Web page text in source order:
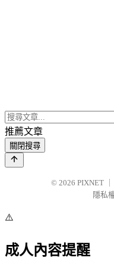
推薦文章
關閉搜尋
© 2026 PIXNET
隱私
⚠️
成人內容提醒